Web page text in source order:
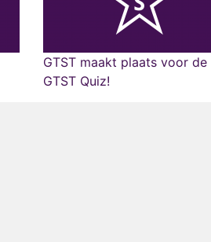
GTST maakt plaats voor de
GTST Quiz!